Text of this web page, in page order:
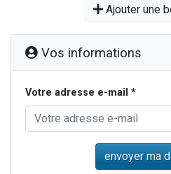
Ajouter une
Vos informations
Votre adresse e-mail *